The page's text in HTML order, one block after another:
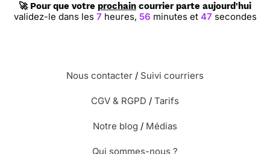
🚀 Pour que votre prochain courrier parte aujourd'hui
validez-le dans les 7 heures, 56 minutes et 46 secondes
Nous contacter / Suivi courriers
CGV & RGPD / Tarifs
Notre blog / Médias
Qui sommes-nous ?